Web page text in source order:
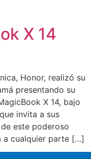
X 14
Honor, realizó su
presentando su
X 14, bajo
invita a sus
este poderoso
a cualquier parte […]